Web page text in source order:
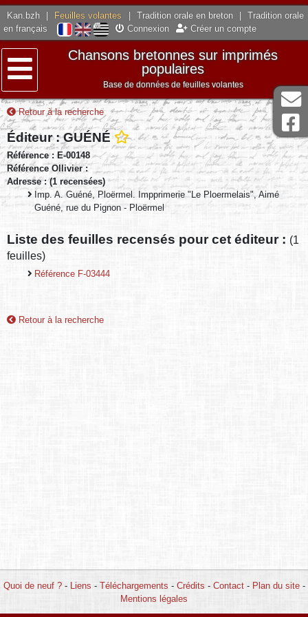
Kan.bzh Feuilles volantes Tradition orale en breton
Tradition orale
en français
Connexion Créer un compte
Menu
Chansons bretonnes sur imprimés
populaires
Base de données de feuilles volantes
Retour à la recherche
Éditeur : GUÉNÉ
Référence : E-00148
Référence Ollivier :
Adresse : (1 recensées)
Imp. A. Guéné, Ploërmel. Impprimerie "Le Ploermelais", Aimé
Guéné, rue du Pignon - Ploërmel
Liste des feuilles recensés pour cet éditeur : (1
feuilles)
Référence F-03444
Retour à la recherche
Quoi de neuf ?- Liens - Téléchargements - Crédits - Contact- Plan du site-
Mentions légales